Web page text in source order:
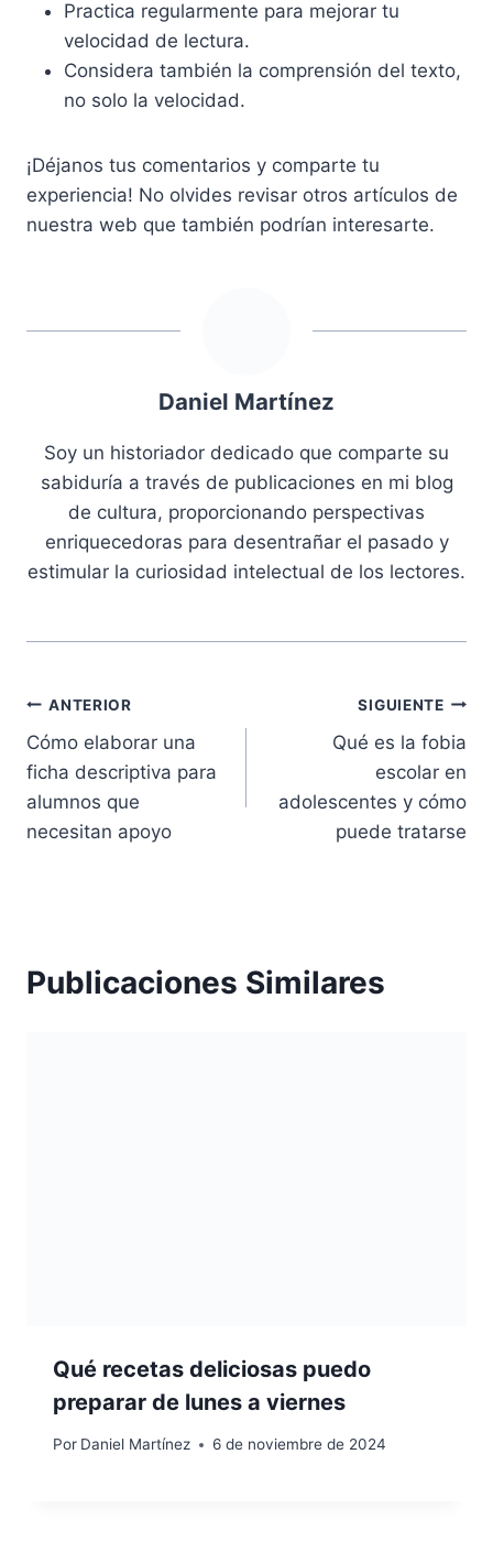
Practica regularmente para mejorar tu
velocidad de lectura.
Considera también la comprensión del texto,
no solo la velocidad.
¡Déjanos tus comentarios y comparte tu
experiencia! No olvides revisar otros artículos de
nuestra web que también podrían interesarte.
Daniel Martínez
Soy un historiador dedicado que comparte su
sabiduría a través de publicaciones en mi blog
de cultura, proporcionando perspectivas
enriquecedoras para desentrañar el pasado y
estimular la curiosidad intelectual de los lectores.
Navegación
de
entradas
ANTERIOR
Cómo elaborar una
ficha descriptiva para
alumnos que
necesitan apoyo
SIGUIENTE
Qué es la fobia
escolar en
adolescentes y cómo
puede tratarse
Publicaciones Similares
Qué recetas deliciosas puedo
preparar de lunes a viernes
Por Daniel Martínez 6 de noviembre de 2024